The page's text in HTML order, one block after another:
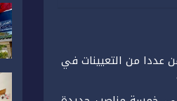
عن قائمة جديدة تتضمن عددا من التعيينات في